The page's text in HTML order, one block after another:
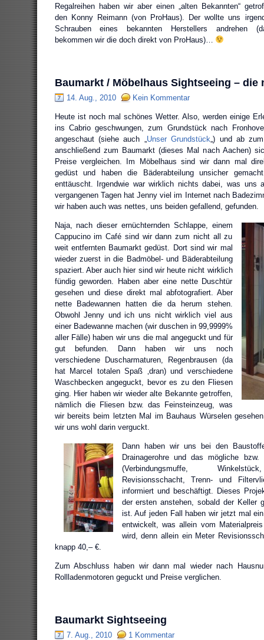
Regalreihen haben wir aber einen „alten Bekannten“
den Konny Reimann (von ProHaus). Der wollte uns
Schrauben eines bekannten Herstellers andrehen
bekommen wir die doch direkt von ProHaus)…
Baumarkt / Möbelhaus Sightseeing – die
14. Aug., 2010 Kein Kommentar
Heute ist noch mal schönes Wetter. Also, werden einige
ins Cabrio geschwungen, zum Grundstück nach
angeschaut (siehe auch „Unser Grundstück„) und ab
anschließend zum Baumarkt (dieses Mal nach Aachen)
Preise vergleichen. Im Möbelhaus sind wir dann mal
gedüst und haben die Bäderabteilung unsicher
enttäuscht. Irgendwie war wirklich nichts dabei, was uns
vergangenen Tagen hat Jenny viel im Internet nach
wir haben auch was nettes, uns beiden gefallend, gefunden.
Naja, nach dieser ernüchternden Schlappe, einem
Cappucino im Café sind wir dann zum nicht all zu
weit entfernten Baumarkt gedüst. Dort sind wir mal
wieder zuerst in die Badmöbel- und Bäderabteilung
spaziert. Aber auch hier sind wir heute nicht wirklich
fündig geworden. Haben aber eine nette Duschtür
gesehen und diese direkt mal abfotografiert. Aber
nette Badewannen hatten die da herum stehen.
Obwohl Jenny und ich uns nicht wirklich viel aus
einer Badewanne machen (wir duschen in 99,9999%
aller Fälle) haben wir uns die mal angeguckt und für
gut befunden. Dann haben wir uns noch
verschiedene Duscharmaturen, Regenbrausen (da
hat Marcel totalen Spaß ‚dran) und verschiedene
Waschbecken angeguckt, bevor es zu den Fliesen
ging. Hier haben wir wieder alte Bekannte getroffen,
nämlich die Fliesen bzw. das Feinsteinzeug, was
wir bereits beim letzten Mal im Bauhaus Würselen
wir uns wohl darin verguckt.
Dann haben wir uns bei den
Drainagerohre und das mögliche
(Verbindungsmuffe,
Revisionsschacht, Trenn- und
informiert und beschäftigt. Dieses
der ersten anstehen, sobald der Keller
ist. Auf jeden Fall haben wir jetzt mal
entwickelt, was allein vom
wird, denn allein ein Meter
knapp 40,– €.
Zum Abschluss haben wir dann mal wieder nach
Rollladenmotoren geguckt und Preise verglichen.
Baumarkt Sightseeing
7. Aug., 2010 1 Kommentar